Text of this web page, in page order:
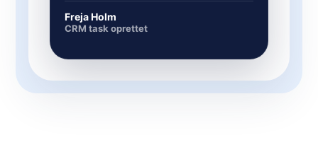
Freja Holm
CRM task oprettet